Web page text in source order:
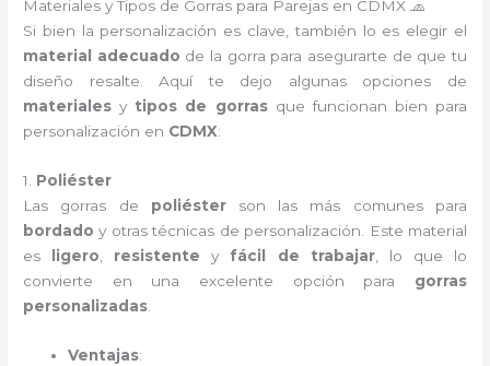
Materiales y Tipos de Gorras para Parejas en CDMX 🧢
Si bien la personalización es clave, también lo es elegir el
material adecuado de la gorra para asegurarte de que tu
diseño resalte. Aquí te dejo algunas opciones de
materiales y tipos de gorrasque funcionan bien para
personalización en CDMX:
1. Poliéster
Las gorras de poliésterson las más comunes para
bordado y otras técnicas de personalización. Este material
es
ligero, resistente y fácil de trabajar, lo que lo
convierte en una excelente opción para gorras
personalizadas.
Ventajas: